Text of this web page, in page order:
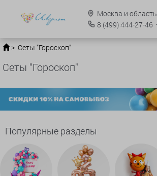
Москва и область
8 (499)444-27-46
Сеты "Гороскоп"
Сеты "Гороскоп"
Популярные разделы